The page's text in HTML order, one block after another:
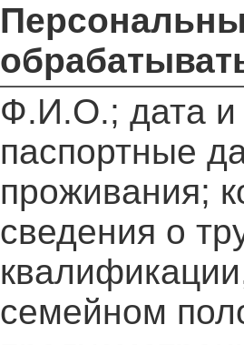
Ф.И.О.; дата и
паспортные
проживания;
сведения о
семейном